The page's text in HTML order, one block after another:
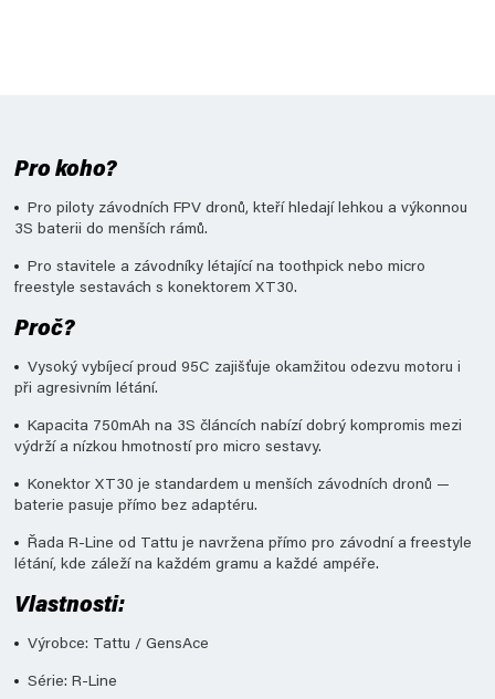
Pro koho?
Pro piloty závodních FPV dronů, kteří hledají lehkou a výkonnou
3S baterii do menších rámů.
Pro stavitele a závodníky létající na toothpick nebo micro
freestyle sestavách s konektorem XT30.
Proč?
Vysoký vybíjecí proud 95C zajišťuje okamžitou odezvu motoru i
při agresivním létání.
Kapacita 750mAh na 3S článcích nabízí dobrý kompromis mezi
výdrží a nízkou hmotností pro micro sestavy.
Konektor XT30 je standardem u menších závodních dronů —
baterie pasuje přímo bez adaptéru.
Řada R-Line od Tattu je navržena přímo pro závodní a freestyle
létání, kde záleží na každém gramu a každé ampéře.
Vlastnosti:
Výrobce: Tattu / GensAce
Série: R-Line